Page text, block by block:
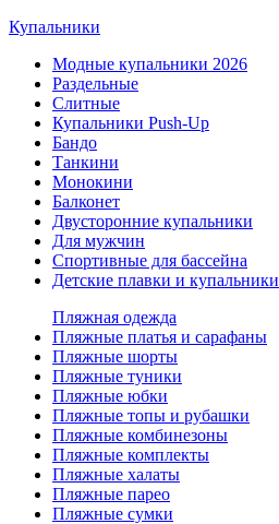
Купальники
Модные купальники 2026
Раздельные
Слитные
Купальники Push-Up
Бандо
Танкини
Монокини
Балконет
Двусторонние купальники
Для мужчин
Спортивные для бассейна
Детские плавки и купальники
Пляжная одежда
Пляжные платья и сарафаны
Пляжные шорты
Пляжные туники
Пляжные юбки
Пляжные топы и рубашки
Пляжные комбинезоны
Пляжные комплекты
Пляжные халаты
Пляжные парео
Пляжные сумки